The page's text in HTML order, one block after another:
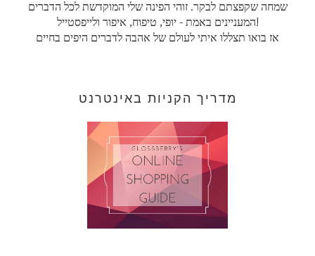
שמחה שקפצתם לבקר. זוהי הפינה שלי המוקדשת לכל הדברים
המעניינים באמת - יופי, טיפוח, איפור ולייפסטייל!
אז בואו תצללו איתי לעולם של אהבה לדברים היפים בחיים
מדריך הקניות באינטרנט